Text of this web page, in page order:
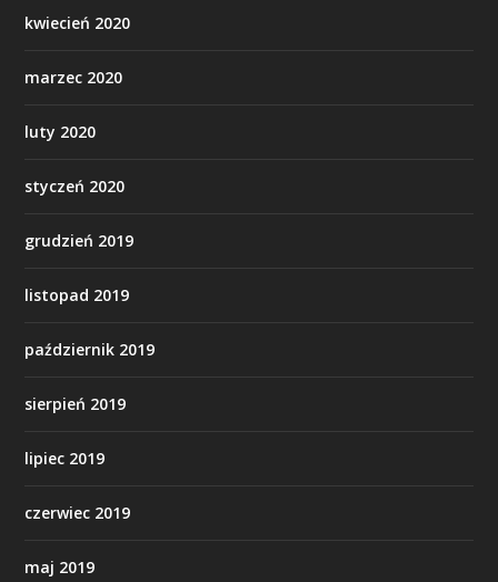
kwiecień 2020
marzec 2020
luty 2020
styczeń 2020
grudzień 2019
listopad 2019
październik 2019
sierpień 2019
lipiec 2019
czerwiec 2019
maj 2019